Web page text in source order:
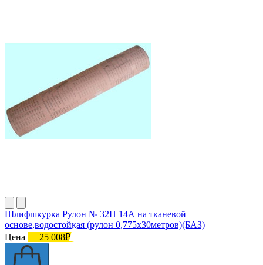
Шлифшкурка Рулон № 32Н 14А на тканевой
основе,водостойкая (рулон 0,775х30метров)(БАЗ)
Цена
25 008₽